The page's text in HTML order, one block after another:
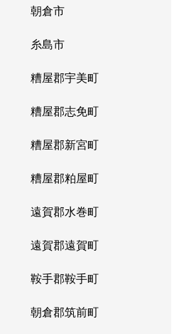
朝倉市
糸島市
糟屋郡宇美町
糟屋郡志免町
糟屋郡新宮町
糟屋郡粕屋町
遠賀郡水巻町
遠賀郡遠賀町
鞍手郡鞍手町
朝倉郡筑前町